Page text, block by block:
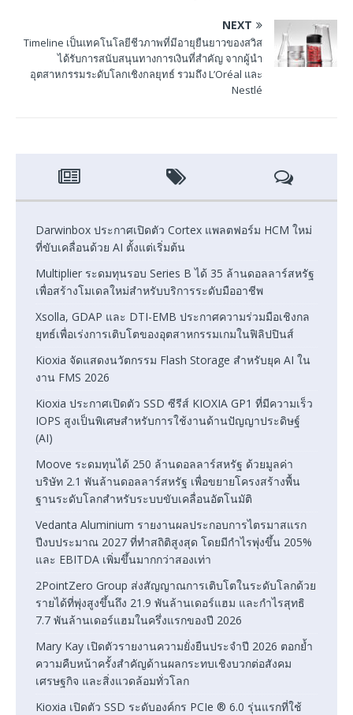
NEXT
Timeline เป็นเทคโนโลยีชีวภาพที่มีอายุยืนยาวของสวิส
ได้รับการสนับสนุนทางการเงินที่สําคัญ จากผู้นํา
อุตสาหกรรมระดับโลกเชิงกลยุทธ์ รวมถึง L’Oréal และ
Nestlé
Darwinbox ประกาศเปิดตัว Cortex แพลตฟอร์ม HCM ใหม่
ที่ขับเคลื่อนด้วย AI ตั้งแต่เริ่มต้น
Multiplier ระดมทุนรอบ Series B ได้ 35 ล้านดอลลาร์สหรัฐ
เพื่อสร้างโมเดลใหม่สำหรับบริการระดับมืออาชีพ
Xsolla, GDAP และ DTI-EMB ประกาศความร่วมมือเชิงกล
ยุทธ์เพื่อเร่งการเติบโตของอุตสาหกรรมเกมในฟิลิปปินส์
Kioxia จัดแสดงนวัตกรรม Flash Storage สำหรับยุค AI ใน
งาน FMS 2026
Kioxia ประกาศเปิดตัว SSD ซีรีส์ KIOXIA GP1 ที่มีความเร็ว
IOPS สูงเป็นพิเศษสำหรับการใช้งานด้านปัญญาประดิษฐ์
(AI)
Moove ระดมทุนได้ 250 ล้านดอลลาร์สหรัฐ ด้วยมูลค่า
บริษัท 2.1 พันล้านดอลลาร์สหรัฐ เพื่อขยายโครงสร้างพื้น
ฐานระดับโลกสำหรับระบบขับเคลื่อนอัตโนมัติ
Vedanta Aluminium รายงานผลประกอบการไตรมาสแรก
ปีงบประมาณ 2027 ที่ทำสถิติสูงสุด โดยมีกำไรพุ่งขึ้น 205%
และ EBITDA เพิ่มขึ้นมากกว่าสองเท่า
2PointZero Group ส่งสัญญาณการเติบโตในระดับโลกด้วย
รายได้ที่พุ่งสูงขึ้นถึง 21.9 พันล้านเดอร์แฮม และกำไรสุทธิ
7.7 พันล้านเดอร์แฮมในครึ่งแรกของปี 2026
Mary Kay เปิดตัวรายงานความยั่งยืนประจำปี 2026 ตอกย้ำ
ความคืบหน้าครั้งสำคัญด้านผลกระทบเชิงบวกต่อสังคม
เศรษฐกิจ และสิ่งแวดล้อมทั่วโลก
Kioxia เปิดตัว SSD ระดับองค์กร PCIe ® 6.0 รุ่นแรกที่ใช้